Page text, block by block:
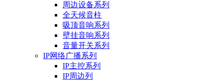
周边设备系列
全天候音柱
吸顶音响系列
壁挂音响系列
音量开关系列
IP网络广播系列
IP主控系列
IP周边列